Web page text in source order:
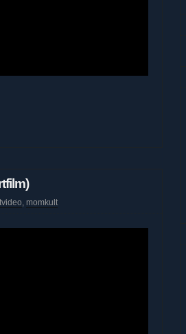
, momkult